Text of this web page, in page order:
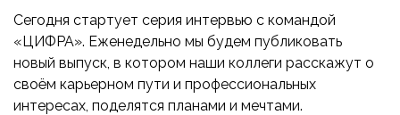
ТЕПЛОМАССООБМЕН
РАЗРАБОТКА ПО
ОБОРУДОВАНИЕ АЭС
НЕФТЕГАЗ
СУДОСТРОЕНИЕ
НОВОСТИ
ПРОЕКТЫ
БЛОГ
ЭКСПРЕСС
Сегодня стартует серия интервью с командой
«ЦИФРА». Еженедельно мы будем публиковать
новый выпуск, в котором наши коллеги расскажут о
своём карьерном пути и профессиональных
интересах, поделятся планами и мечтами.